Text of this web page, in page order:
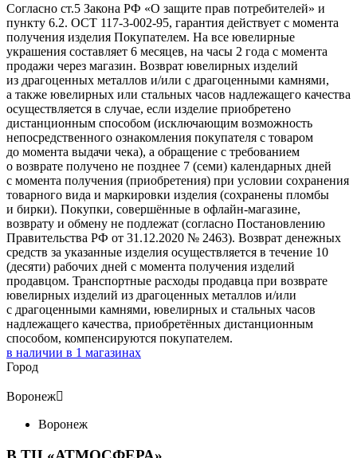
Согласно ст.5 Закона РФ «О защите прав потребителей» и
пункту 6.2. ОСТ 117-3-002-95, гарантия действует с момента
получения изделия Покупателем. На все ювелирные
украшения составляет 6 месяцев, на часы 2 года с момента
продажи через магазин. Возврат ювелирных изделий
из драгоценных металлов и/или с драгоценными камнями,
а также ювелирных или стальных часов надлежащего качества
осуществляется в случае, если изделие приобретено
дистанционным способом (исключающим возможность
непосредственного ознакомления покупателя с товаром
до момента выдачи чека), а обращение с требованием
о возврате получено не позднее 7 (семи) календарных дней
с момента получения (приобретения) при условии сохранения
товарного вида и маркировки изделия (сохранены пломбы
и бирки). Покупки, совершённые в офлайн-магазине,
возврату и обмену не подлежат (согласно Постановлению
Правительства РФ от 31.12.2020 № 2463). Возврат денежных
средств за указанные изделия осуществляется в течение 10
(десяти) рабочих дней с момента получения изделий
продавцом. Транспортные расходы продавца при возврате
ювелирных изделий из драгоценных металлов и/или
с драгоценными камнями, ювелирных и стальных часов
надлежащего качества, приобретённых дистанционным
способом, компенсируются покупателем.
в наличии в 1 магазинах
Город
Воронеж
Воронеж